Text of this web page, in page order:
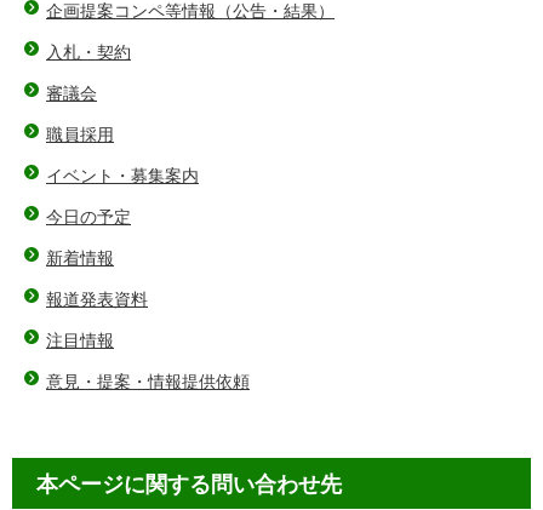
企画提案コンペ等情報（公告・結果）
入札・契約
審議会
職員採用
イベント・募集案内
今日の予定
新着情報
報道発表資料
注目情報
意見・提案・情報提供依頼
本ページに関する問い合わせ先